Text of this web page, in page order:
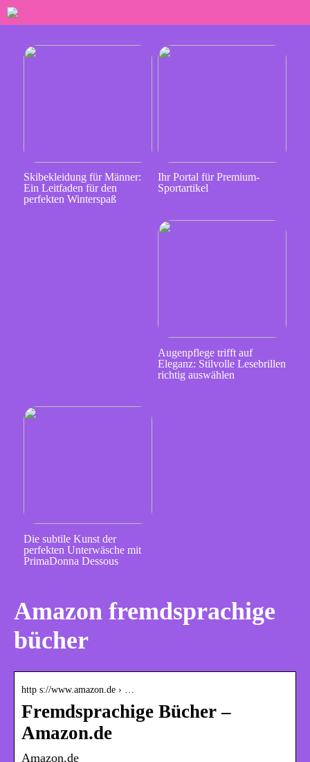
Skibekleidung für Männer:
Ein Leitfaden für den
perfekten Winterspaß
Ihr Portal für Premium-
Sportartikel
Augenpflege trifft auf
Eleganz: Stilvolle Lesebrillen
richtig auswählen
Die subtile Kunst der
perfekten Unterwäsche mit
PrimaDonna Dessous
Amazon fremdsprachige
bücher
http s://www.amazon.de › …
Fremdsprachige Bücher –
Amazon.de
Amazon.de